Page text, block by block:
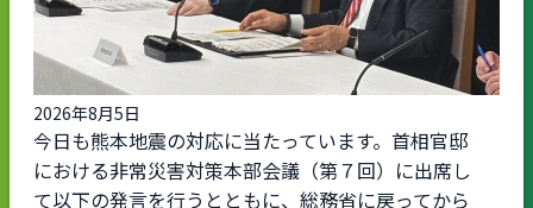
2026年8月5日
今日も熊本地震の対応に当たっています。首相官邸
における非常災害対策本部会議（第７回）に出席し
て以下の発言を行うとともに、総務省に戻ってから